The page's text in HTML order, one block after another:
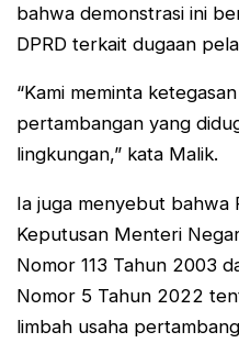
bahwa demonstrasi ini
DPRD terkait dugaan
“Kami meminta
pertambangan yang
lingkungan,” kata Malik.
Ia juga menyebut bahwa
Keputusan Menteri
Nomor 113 Tahun 2003
Nomor 5 Tahun 2022
limbah usaha